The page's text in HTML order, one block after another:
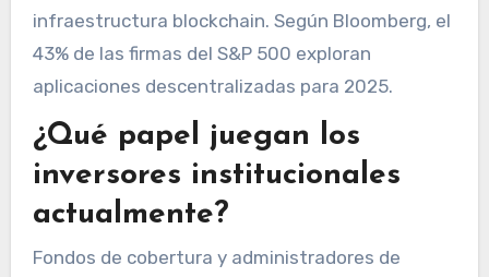
infraestructura blockchain. Según Bloomberg, el
43% de las firmas del S&P 500 exploran
aplicaciones descentralizadas para 2025.
¿Qué papel juegan los
inversores institucionales
actualmente?
Fondos de cobertura y administradores de